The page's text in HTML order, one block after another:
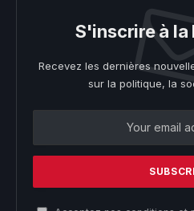
S'inscrire à
Recevez les dernières
sur la politique, la